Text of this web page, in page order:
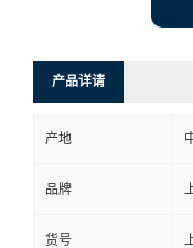
产品详请
产地
品牌
货号